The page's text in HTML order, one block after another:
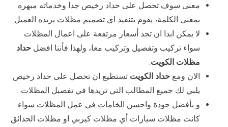
معنى سوف تحصل على حداد رخيص جدا وخدماته مبهره
بمعنى الكلمة، يقوم بتنفيذ اي تصميم مظلات يريده العميل.
لا يمكن ابدا ان تجد أسعار مرتفعة على اعمال المظلات
سواء تركيب وتفصيل وتركيب معا، ولهذا فأننا افضل حداد
مظلات الكويت.
الان ومع حداد الكويت تستطيع ان تحصل على حداد رخيص
يلبي لك جميع المطالب التي تريدها في تفصيل المظلات.
و بأفضل جودة واحسن الخامات في عمل المظلات سواء
كانت مظلات سيارات أي مظلات كيربي او مظلات الحدائق